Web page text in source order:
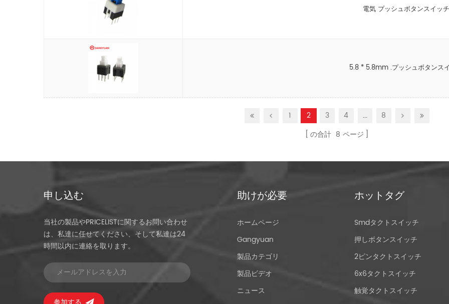
電気 プッシュボタンスイッチ
5.8 * 5.8mm .プッシュボタンス
1 2 3 4 ...
8
の合計 8 ページ
申し込む
当社の製品やPRICELISTに関するお問い合わせ
は、私達に任せてください、そして私達は24
時間以内に連絡を取ります。
助けが必要
ホームページ
Gangyuan
製品カテゴリ
製品ビデオ
ニュース
ホットタグ
Smdタクトスイッチ
押しボタンスイッチ
2ピンタクトスイッチ
6x6タクトスイッチ
触覚タクトスイッチ